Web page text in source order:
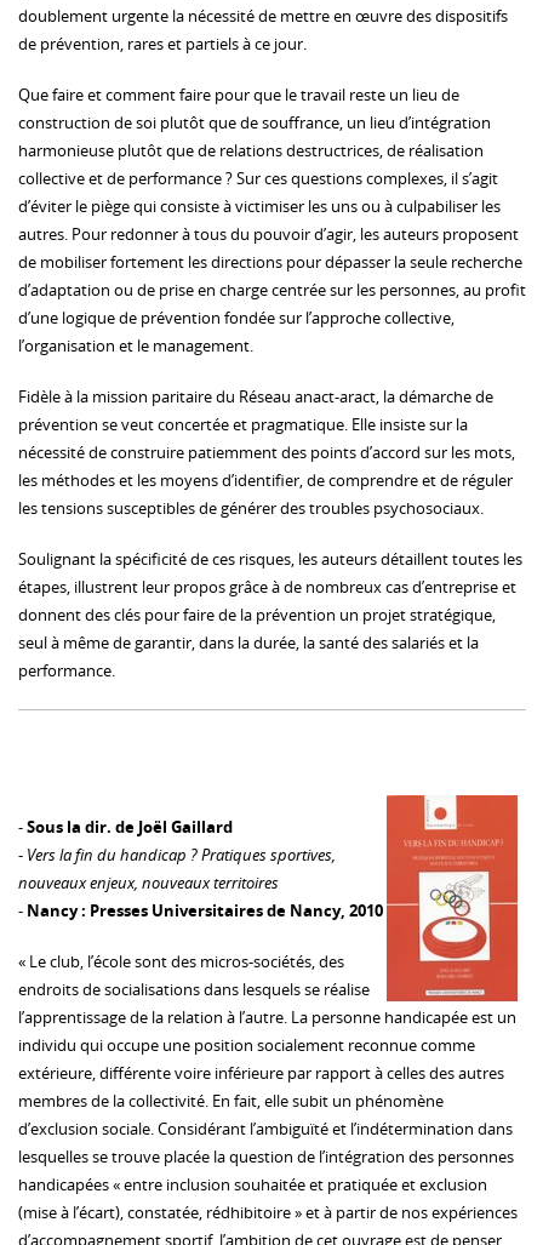
doublement urgente la nécessité de mettre en œuvre des dispositifs
de prévention, rares et partiels à ce jour.
Que faire et comment faire pour que le travail reste un lieu de
construction de soi plutôt que de souffrance, un lieu d’intégration
harmonieuse plutôt que de relations destructrices, de réalisation
collective et de performance ? Sur ces questions complexes, il s’agit
d’éviter le piège qui consiste à victimiser les uns ou à culpabiliser les
autres. Pour redonner à tous du pouvoir d’agir, les auteurs proposent
de mobiliser fortement les directions pour dépasser la seule recherche
d’adaptation ou de prise en charge centrée sur les personnes, au profit
d’une logique de prévention fondée sur l’approche collective,
l’organisation et le management.
Fidèle à la mission paritaire du Réseau anact-aract, la démarche de
prévention se veut concertée et pragmatique. Elle insiste sur la
nécessité de construire patiemment des points d’accord sur les mots,
les méthodes et les moyens d’identifier, de comprendre et de réguler
les tensions susceptibles de générer des troubles psychosociaux.
Soulignant la spécificité de ces risques, les auteurs détaillent toutes les
étapes, illustrent leur propos grâce à de nombreux cas d’entreprise et
donnent des clés pour faire de la prévention un projet stratégique,
seul à même de garantir, dans la durée, la santé des salariés et la
performance.
-Sous la dir. de Joël Gaillard
- Vers la fin du handicap ? Pratiques sportives,
nouveaux enjeux, nouveaux territoires
- Nancy : Presses Universitaires de Nancy, 2010
« Le club, l’école sont des micros-sociétés, des
endroits de socialisations dans lesquels se réalise
l’apprentissage de la relation à l’autre. La personne handicapée est un
individu qui occupe une position socialement reconnue comme
extérieure, différente voire inférieure par rapport à celles des autres
membres de la collectivité. En fait, elle subit un phénomène
d’exclusion sociale. Considérant l’ambiguïté et l’indétermination dans
lesquelles se trouve placée la question de l’intégration des personnes
handicapées « entre inclusion souhaitée et pratiquée et exclusion
(mise à l’écart), constatée, rédhibitoire » et à partir de nos expériences
d’accompagnement sportif, l’ambition de cet ouvrage est de penser